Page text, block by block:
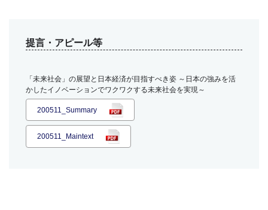
提言・アピール等
「未来社会」の展望と日本経済が目指すべき姿 ～日本の強みを活
かしたイノベーションでワクワクする未来社会を実現～
200511_Summary
200511_Maintext